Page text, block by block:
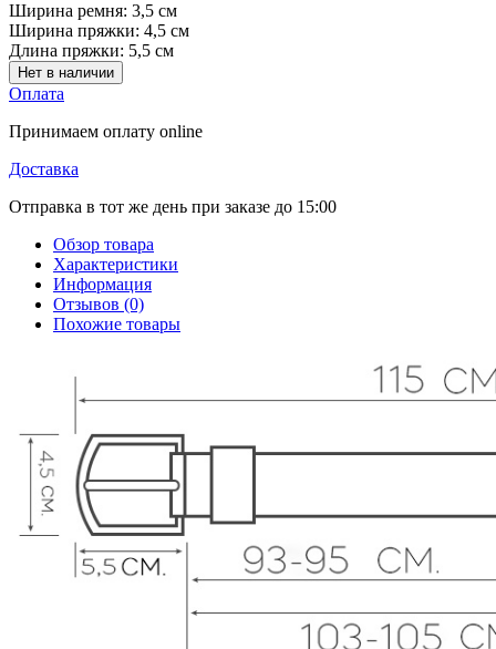
Ширина ремня: 3,5 см
Ширина пряжки: 4,5 см
Длина пряжки: 5,5 см
Нет в наличии
Оплата
Принимаем оплату online
Доставка
Отправка в тот же день при заказе до 15:00
Обзор товара
Характеристики
Информация
Отзывов (0)
Похожие товары